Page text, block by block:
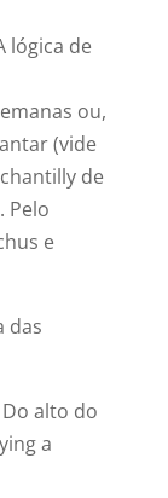
lógica de
ou,
(vide
de
Pelo
e
das
alto do
a